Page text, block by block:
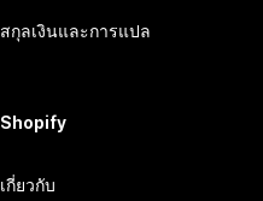
สกุลเงินและการแปล
Shopify
เกี่ยวกับ